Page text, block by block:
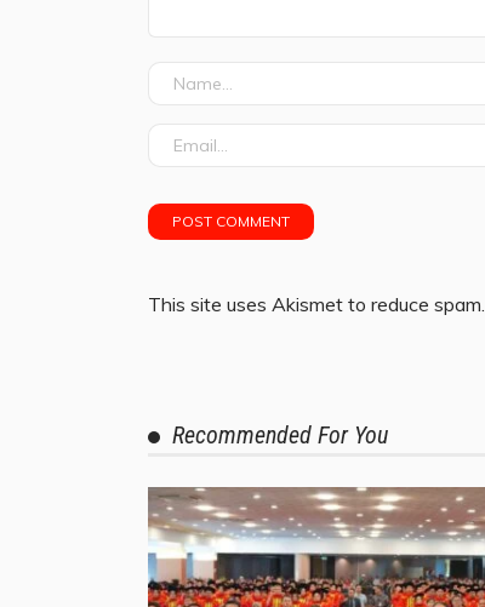
This site uses Akismet to reduce spam.
Recommended For You